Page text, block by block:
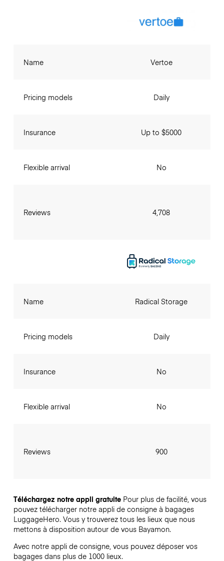
Name
Pricing models
Insurance
Flexible arrival
Reviews
Vertoe
Daily
Up to $5000
No
4,708
Name
Pricing models
Insurance
Flexible arrival
Reviews
Radical Storage
Daily
No
No
900
Téléchargez notre appli gratuite Pour plus de facilité, vous
pouvez télécharger notre appli de consigne à bagages
LuggageHero. Vous y trouverez tous les lieux que nous
mettons à disposition autour de vous Bayamon.
Avec notre appli de consigne, vous pouvez déposer vos
bagages dans plus de 1000 lieux.